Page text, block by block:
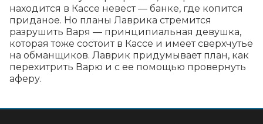
находится в Кассе невест — банке, где копится
приданое. Но планы Лаврика стремится
разрушить Варя — принципиальная девушка,
которая тоже состоит в Кассе и имеет сверхчутье
на обманщиков. Лаврик придумывает план, как
перехитрить Варю и с ее помощью провернуть
аферу.